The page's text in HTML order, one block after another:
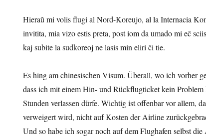
Hieraŭ mi volis flugi al Nord-Koreujo, al la Internacia
invitita, mia vizo estis preta, post iom da umado mi eĉ
kaj subite la sudkoreoj ne lasis min eliri ĉi tie.
Es hing am chinesischen Visum. Überall, wo ich vorher
dass ich mit einem Hin- und Rückflugticket kein Problem
Stunden verlassen dürfe. Wichtig ist offenbar vor allem,
verweigert wird, nicht auf Kosten der Airline
Und so habe ich sogar noch auf dem Flughafen selbst